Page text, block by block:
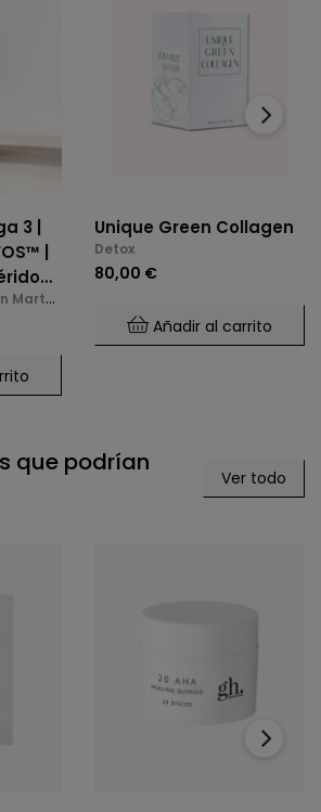
|
Marta
Unique Green Collagen
Detox
80,00 €
Añadir al carrito
›
que podrían
Ver todo
›